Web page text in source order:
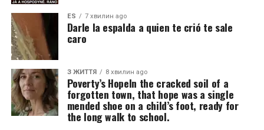
ES 7 хвилин ago
Darle la espalda a quien te crió te sale
caro
З ЖИТТЯ 8 хвилин ago
Poverty’s HopeIn the cracked soil of a
forgotten town, that hope was a single
mended shoe on a child’s foot, ready for
the long walk to school.